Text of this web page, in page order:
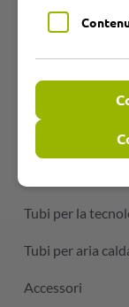
Prodotti
Gruppi di
Tubi in PU
Tubi flessibili in
Tubi per la
Tubi per aria
Accessori